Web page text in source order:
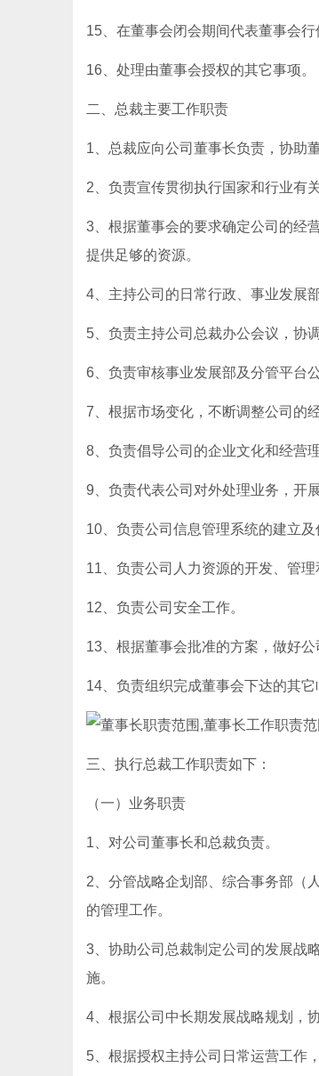
15、在董事会闭会期间代表董事会行
16、处理由董事会授权的其它事项。
二、总裁主要工作职责
1、总裁应向公司董事长负责，协助
2、负责宣传贯彻执行国家和行业有
3、根据董事会的要求确定公司的经
提供足够的资源。
4、主持公司的日常行政、事业发展
5、负责主持公司总裁办公会议，协
6、负责审核事业发展部及分管平台
7、根据市场变化，不断调整公司的
8、负责倡导公司的企业文化和经营
9、负责代表公司对外处理业务，开
10、负责公司信息管理系统的建立及
11、负责公司人力资源的开发、管理
12、负责公司安全工作。
13、根据董事会批准的方案，做好公
14、负责组织完成董事会下达的其它
三、执行总裁工作职责如下：
（一）业务职责
1、对公司董事长和总裁负责。
2、分管战略企划部、综合事务部（
的管理工作。
3、协助公司总裁制定公司的发展战
施。
4、根据公司中长期发展战略规划，
5、根据授权主持公司日常运营工作